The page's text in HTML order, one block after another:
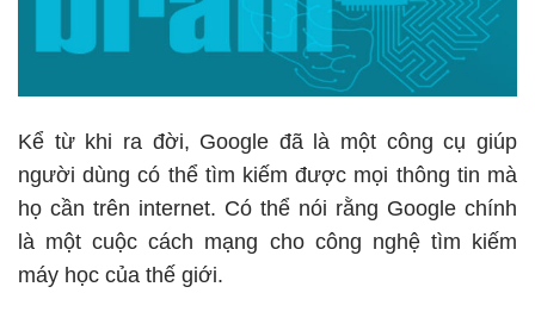
Kể từ khi ra đời, Google đã là một công cụ giúp
người dùng có thể tìm kiếm được mọi thông tin mà
họ cần trên internet. Có thể nói rằng Google chính
là một cuộc cách mạng cho công nghệ tìm kiếm
máy học của thế giới.